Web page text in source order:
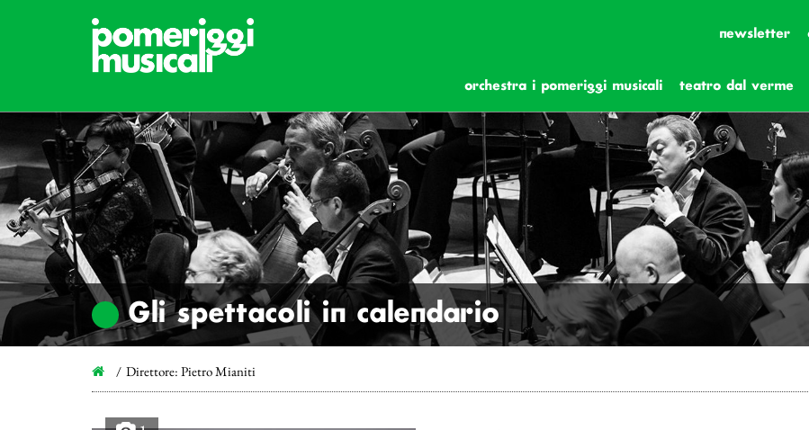
newsletter
orchestra i pomeriggi musicali teatro dal verme
Gli spettacoli in calendario
Direttore: Pietro Mianiti